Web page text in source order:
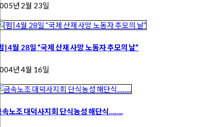
년 2월 23일
] 4월 28일 “국제 산재 사망 노동자 추모의 날”
년 4월 16일
속노조 대덕사지회 단식농성 해단식……..